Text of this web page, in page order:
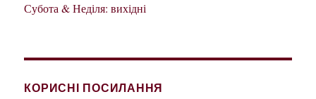
Субота & Неділя: вихідні
КОРИСНІ ПОСИЛАННЯ